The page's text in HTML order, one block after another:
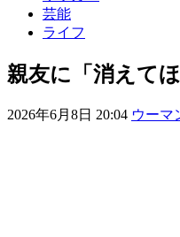
芸能
ライフ
親友に「消えて
2026年6月8日 20:04 ウーマ